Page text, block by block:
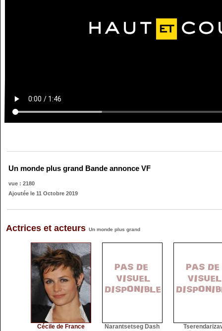
Un monde plus grand Bande annonce VF
vue : 2180
Ajoutée le 11 Octobre 2019
Actrices et acteurs Un monde plus grand
Cécile de France Narantsetseg Dash